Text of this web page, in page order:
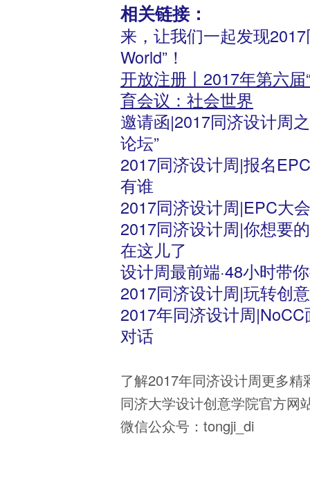
相关链接：
来，让我们一起发现
World”！
开放注册丨2017年第六
育会议：社会世界
邀请函|2017同济设计周
论坛”
2017同济设计周|报名
有谁
2017同济设计周|EPC大
2017同济设计周|你想要
在这儿了
设计周最前端·48小时带
2017同济设计周|玩转创
2017年同济设计周
对话
了解2017年同济设计周更多精
同济大学设计创意学院官方网
微信公众号：tongji_di